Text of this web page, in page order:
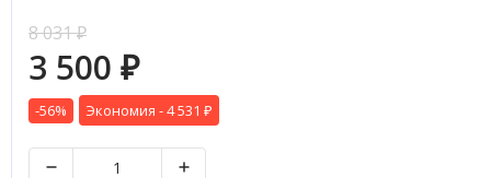
8 031₽
3 500 ₽
-56% Экономия -4 531 ₽